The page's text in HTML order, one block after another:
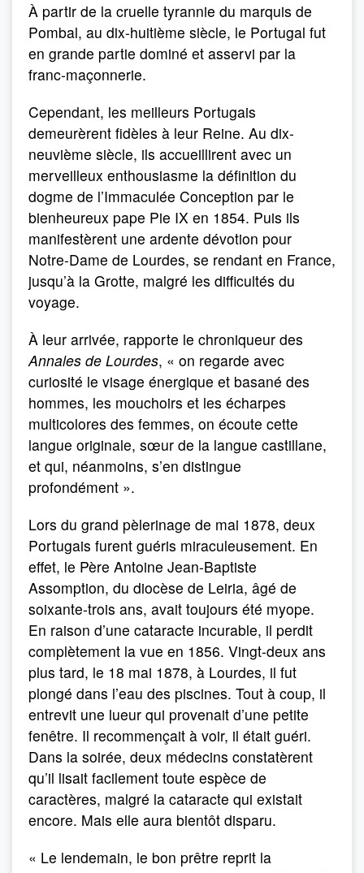
À partir de la cruelle tyrannie du marquis de
Pombal, au dix-huitième siècle, le Portugal fut
en grande partie dominé et asservi par la
franc-maçonnerie.
Cependant, les meilleurs Portugais
demeurèrent fidèles à leur Reine. Au dix-
neuvième siècle, ils accueillirent avec un
merveilleux enthousiasme la définition du
dogme de l’Immaculée Conception par le
bienheureux pape Pie IX en 1854. Puis ils
manifestèrent une ardente dévotion pour
Notre-Dame de Lourdes, se rendant en France,
jusqu’à la Grotte, malgré les difficultés du
voyage.
À leur arrivée, rapporte le chroniqueur des
Annales de Lourdes, « on regarde avec
curiosité le visage énergique et basané des
hommes, les mouchoirs et les écharpes
multicolores des femmes, on écoute cette
langue originale, sœur de la langue castillane,
et qui, néanmoins, s’en distingue
profondément ».
Lors du grand pèlerinage de mai 1878, deux
Portugais furent guéris miraculeusement. En
effet, le Père Antoine Jean-Baptiste
Assomption, du diocèse de Leiria, âgé de
soixante-trois ans, avait toujours été myope.
En raison d’une cataracte incurable, il perdit
complètement la vue en 1856. Vingt-deux ans
plus tard, le 18 mai 1878, à Lourdes, il fut
plongé dans l’eau des piscines. Tout à coup, il
entrevit une lueur qui provenait d’une petite
fenêtre. Il recommençait à voir, il était guéri.
Dans la soirée, deux médecins constatèrent
qu’il lisait facilement toute espèce de
caractères, malgré la cataracte qui existait
encore. Mais elle aura bientôt disparu.
« Le lendemain, le bon prêtre reprit la